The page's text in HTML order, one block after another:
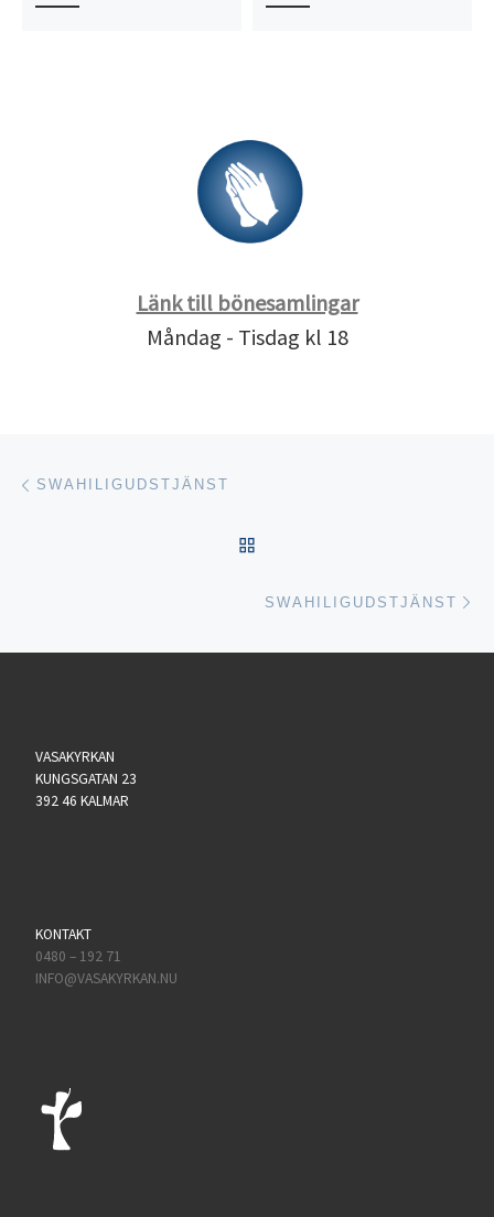
Länk till bönesamlingar
Måndag - Tisdag kl 18
Inläggsnavigering
SWAHILIGUDSTJÄNST
SWAHILIGUDSTJÄNST
VASAKYRKAN
KUNGSGATAN 23
392 46 KALMAR
KONTAKT
0480 – 192 71
INFO@VASAKYRKAN.NU